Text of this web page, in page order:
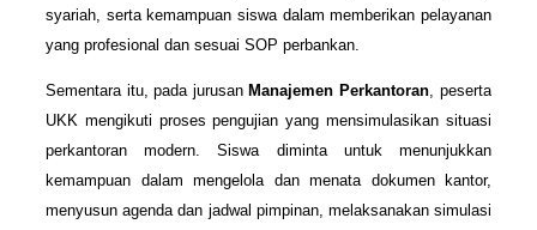
syariah, serta kemampuan siswa dalam memberikan pelayanan
yang profesional dan sesuai SOP perbankan.
Sementara itu, pada jurusan Manajemen Perkantoran, peserta
UKK mengikuti proses pengujian yang mensimulasikan situasi
perkantoran modern. Siswa diminta untuk menunjukkan
kemampuan dalam mengelola dan menata dokumen kantor,
menyusun agenda dan jadwal pimpinan, melaksanakan simulasi